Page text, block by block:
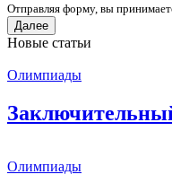
Отправляя форму, вы
Далее
Новые статьи
Олимпиады
Олимпиады